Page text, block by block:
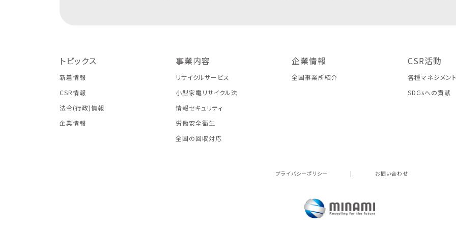
トピックス
新着情報
CSR情報
法令(行政)情報
企業情報
事業内容
リサイクルサービス
小型家電リサイクル法
情報セキュリティ
労働安全衛生
全国の回収対応
企業情報
全国事業所紹介
CSR活動
各種マネジメン
SDGsへの貢献
プライバシーポリシー | お問い合わせ